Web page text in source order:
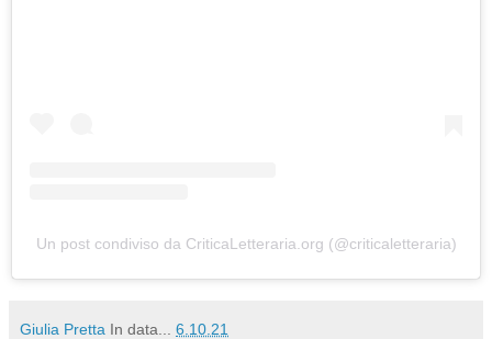
Un post condiviso da CriticaLetteraria.org (@criticaletteraria)
Giulia Pretta In data... 6.10.21